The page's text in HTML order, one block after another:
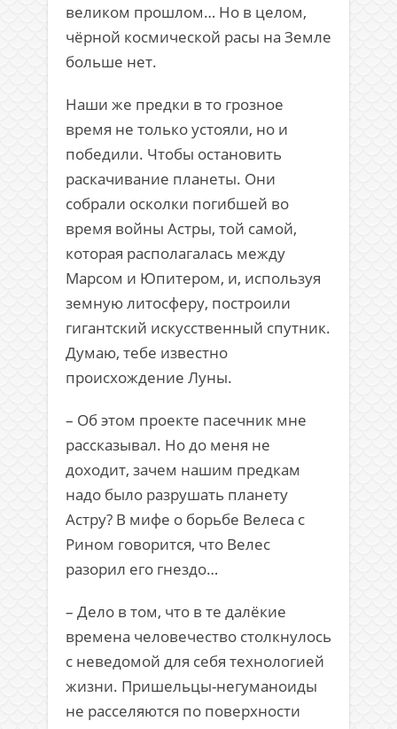
великом прошлом… Но в целом,
чёрной космической расы на Земле
больше нет.
Наши же предки в то грозное
время не только устояли, но и
победили. Чтобы остановить
раскачивание планеты. Они
собрали осколки погибшей во
время войны Астры, той самой,
которая располагалась между
Марсом и Юпитером, и, используя
земную литосферу, построили
гигантский искусственный спутник.
Думаю, тебе известно
происхождение Луны.
– Об этом проекте пасечник мне
рассказывал. Но до меня не
доходит, зачем нашим предкам
надо было разрушать планету
Астру? В мифе о борьбе Велеса с
Рином говорится, что Велес
разорил его гнездо…
– Дело в том, что в те далёкие
времена человечество столкнулось
с неведомой для себя технологией
жизни. Пришельцы-негуманоиды
не расселяются по поверхности